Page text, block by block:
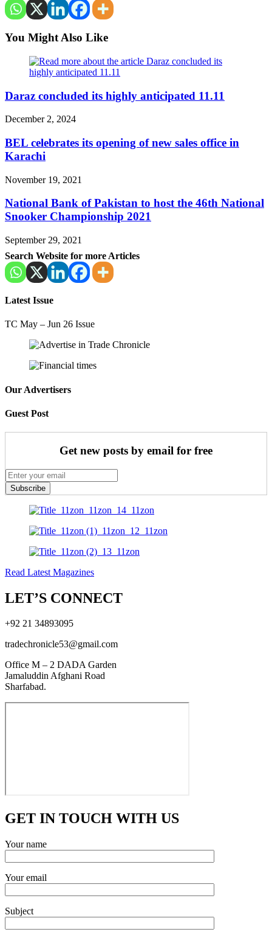
You Might Also Like
Daraz concluded its highly anticipated 11.11
December 2, 2024
BEL celebrates its opening of new sales office in
Karachi
November 19, 2021
National Bank of Pakistan to host the 46th National
Snooker Championship 2021
September 29, 2021
Search Website for more Articles
Latest Issue
TC May – Jun 26 Issue
Our Advertisers
Guest Post
Get new posts by email for free
Subscribe
Read Latest Magazines
LET’S CONNECT
+92 21 34893095
tradechronicle53@gmail.com
Office M – 2 DADA Garden
Jamaluddin Afghani Road
Sharfabad.
GET IN TOUCH WITH US
Your name
Your email
Subject